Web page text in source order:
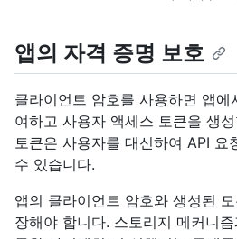
앱의 자격 증명 보호
클라이언트 암호를 사용하면 앱
여하고 사용자 액세스 토큰을 생
토큰은 사용자를 대신하여 API 요
수 있습니다.
앱의 클라이언트 암호와 생성된
장해야 합니다. 스토리지 메커니